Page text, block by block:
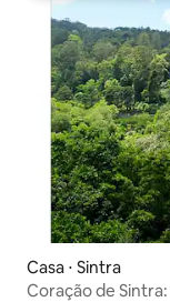
Casa ⋅ Sintra
Coração de